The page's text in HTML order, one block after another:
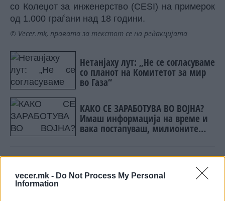
vecer.mk - Do Not Process My Personal
Information
со Колеџот за инженерство (CESI) на примерок
од 1.000 граѓани над 18 години.
© Vecer.mk, правата за текстот се на редакцијата
Нетанјаху лут: „Не се согласуваме
со планот на Комитетот за мир
во Газа“
КАКО СЕ ЗАРАБОТУВА ВО ВОЈНА?
Имаш информација на време и
вака постапуваш, милионите
НАЈЧИТАНИ ВО ПОСЛЕДНИ 7 ДЕНА